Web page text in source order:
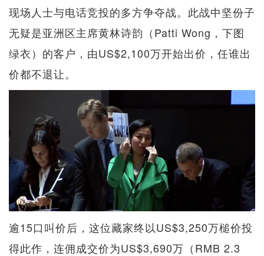
现场人士与电话竞投的多方争夺战。此战中坚份子
无疑是亚洲区主席黄林诗韵（Patti Wong，下图
绿衣）的客户，由US$2,100万开始出价，任谁出
价都不退让。
逾15口叫价后，这位藏家终以US$3,250万槌价投
得此作，连佣成交价为US$3,690万（RMB 2.3